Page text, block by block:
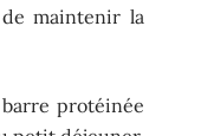
maintenir la
protéinée